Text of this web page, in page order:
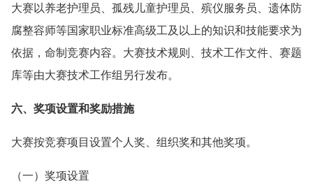
大赛以养老护理员、孤残儿童护理员、殡仪服务员、遗体防
腐整容师等国家职业标准高级工及以上的知识和技能要求为
依据，命制竞赛内容。大赛技术规则、技术工作文件、赛题
库等由大赛技术工作组另行发布。
六、奖项设置和奖励措施
大赛按竞赛项目设置个人奖、组织奖和其他奖项。
（一）奖项设置